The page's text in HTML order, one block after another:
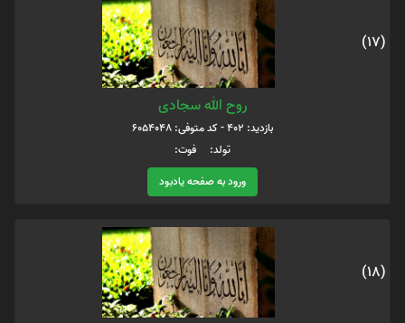
(17)
روح الله سجادی
بازدید: 402 - کد متوفی: 6054048
تولد: فوت:
ورود به صفحه یادبود
(18)